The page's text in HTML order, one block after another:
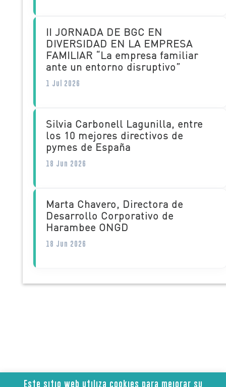
II JORNADA DE BGC EN
DIVERSIDAD EN LA EMPRESA
FAMILIAR “La empresa familiar
ante un entorno disruptivo”
1 Jul 2026
Silvia Carbonell Lagunilla, entre
los 10 mejores directivos de
pymes de España
18 Jun 2026
Marta Chavero, Directora de
Desarrollo Corporativo de
Harambee ONGD
18 Jun 2026
Este sitio web utiliza cookies para mejorar su